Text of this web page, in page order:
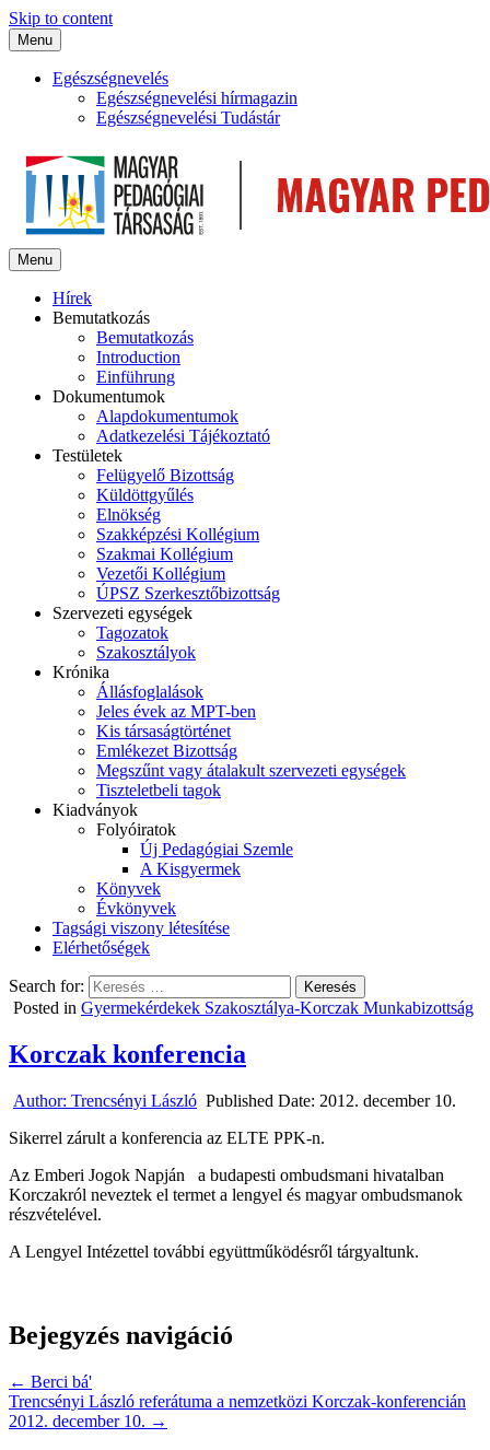
Skip to content
Menu
Egészségnevelés
Egészségnevelési hírmagazin
Egészségnevelési Tudástár
Menu
Hírek
Bemutatkozás
Bemutatkozás
Introduction
Einführung
Dokumentumok
Alapdokumentumok
Adatkezelési Tájékoztató
Testületek
Felügyelő Bizottság
Küldöttgyűlés
Elnökség
Szakképzési Kollégium
Szakmai Kollégium
Vezetői Kollégium
ÚPSZ Szerkesztőbizottság
Szervezeti egységek
Tagozatok
Szakosztályok
Krónika
Állásfoglalások
Jeles évek az MPT-ben
Kis társaságtörténet
Emlékezet Bizottság
Megszűnt vagy átalakult szervezeti egységek
Tiszteletbeli tagok
Kiadványok
Folyóiratok
Új Pedagógiai Szemle
A Kisgyermek
Könyvek
Évkönyvek
Tagsági viszony létesítése
Elérhetőségek
Search for:
Posted in Gyermekérdekek Szakosztálya-Korczak Munkabizottság
Korczak konferencia
Author: Trencsényi László Published Date: 2012. december 10.
Sikerrel zárult a konferencia az ELTE PPK-n.
Az Emberi Jogok Napján a budapesti ombudsmani hivatalban
Korczakról neveztek el termet a lengyel és magyar ombudsmanok
részvételével.
A Lengyel Intézettel további együttműködésről tárgyaltunk.
Bejegyzés navigáció
← Berci bá'
Trencsényi László referátuma a nemzetközi Korczak-konferencián
2012. december 10. →